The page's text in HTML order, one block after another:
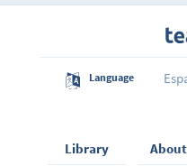
fotos,
Language
Library